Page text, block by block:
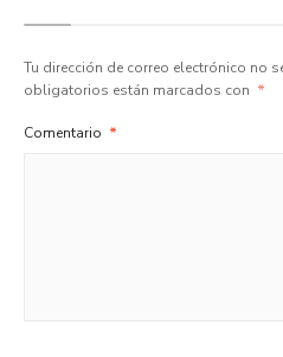
Tu dirección de correo electrónico no
obligatorios están marcados con *
Comentario *